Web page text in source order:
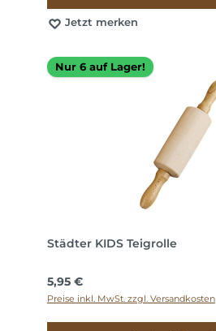
Jetzt merken
Nur 6 auf Lager!
Städter KIDS Teigrolle
Regulärer Preis:
5,95 €
Preise inkl. MwSt. zzgl. Versandkosten